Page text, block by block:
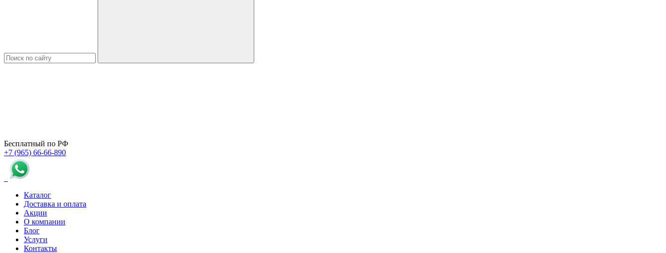
Бесплатный по РФ
+7 (965) 66-66-890
Каталог
Доставка и оплата
Акции
О компании
Блог
Услуги
Контакты